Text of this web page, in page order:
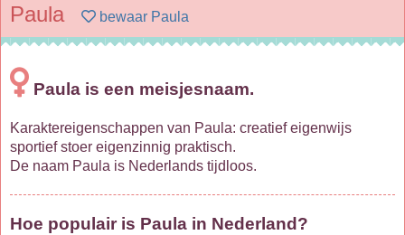
Paula bewaar Paula
Paula is een meisjesnaam.
Karaktereigenschappen van Paula: creatief eigenwijs
sportief stoer eigenzinnig praktisch.
De naam Paula is Nederlands tijdloos.
Hoe populair is Paula in Nederland?